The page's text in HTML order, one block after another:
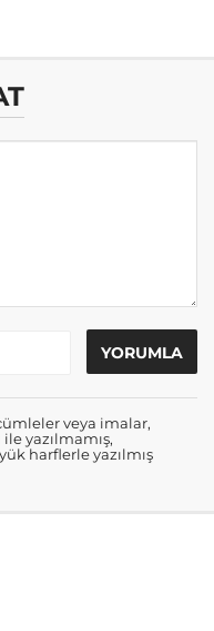
veya imalar,
yazılmamış,
harflerle yazılmış